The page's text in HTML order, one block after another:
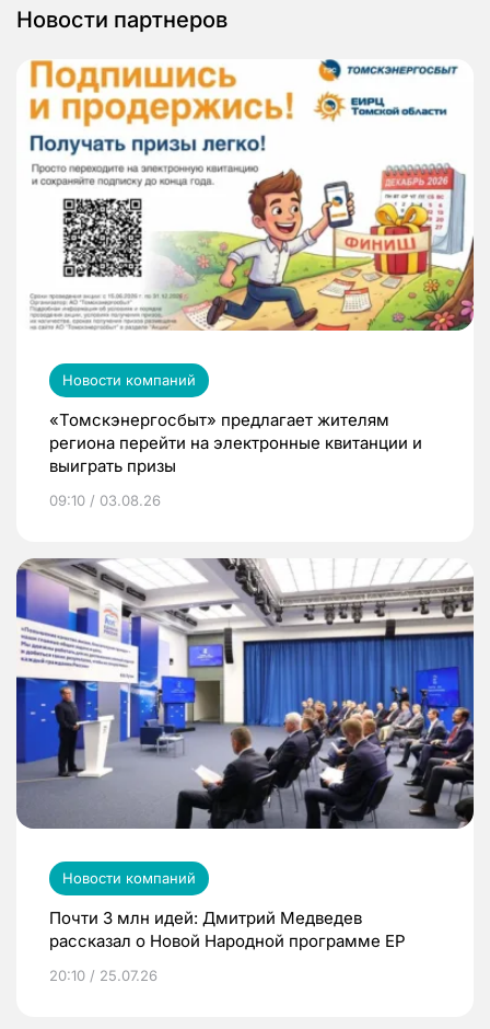
Новости партнеров
Новости компаний
«Томскэнергосбыт» предлагает жителям
региона перейти на электронные квитанции и
выиграть призы
09:10 / 03.08.26
Новости компаний
Почти 3 млн идей: Дмитрий Медведев
рассказал о Новой Народной программе ЕР
20:10 / 25.07.26